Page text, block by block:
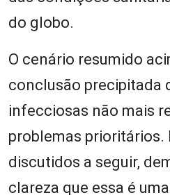
do globo.
O cenário resumido
conclusão precipitada
infecciosas não mais
problemas prioritários.
discutidos a seguir,
clareza que essa é